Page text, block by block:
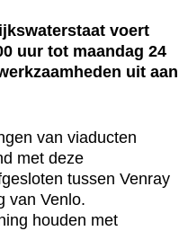
voert
uur tot maandag 24
uit aan
van viaducten
met deze
tussen Venray
van Venlo.
houden met